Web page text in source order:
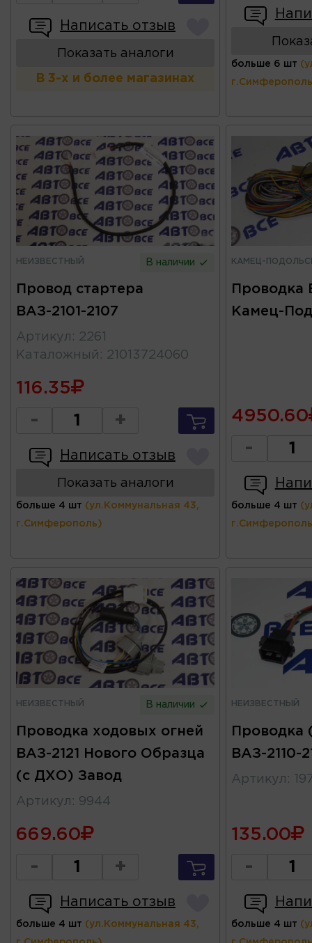
Написать отзыв
Показать аналоги
В 3-х и более магазинах
больше 6 шт
НЕИЗВЕСТНЫЙ В наличии
Провод стартера
ВАЗ-2101-2107
Артикул : 2261
Каталожный : 21013724060
116.35
- +
Написать отзыв
Показать аналоги
больше 4 шт (ул.Коммунальная 43,
г.Симферополь)
КАМЕЦ-
Проводка
Камец-
4950.60
-
больше 4 шт
НЕИЗВЕСТНЫЙ В наличии
Проводка ходовых огней
ВАЗ-2121 Нового Образца
(с ДХО) Завод
Артикул : 9944
669.60
- +
Написать отзыв
больше 4 шт (ул.Коммунальная 43,
НЕИЗВЕСТНЫЙ
ВАЗ-2110-
Артикул :
135.00
-
больше 4 шт